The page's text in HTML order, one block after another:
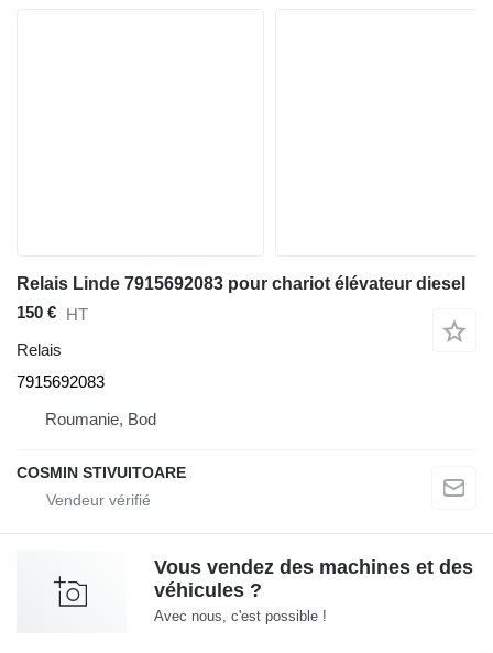
Relais Linde 7915692083 pour chariot élévateur diesel
150 € HT
Relais
7915692083
Roumanie, Bod
COSMIN STIVUITOARE
Vous vendez des machines et des
véhicules ?
Avec nous, c'est possible !